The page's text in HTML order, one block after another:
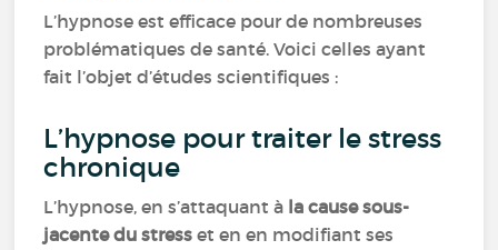
L’hypnose est efficace pour de nombreuses
problématiques de santé. Voici celles ayant
fait l’objet d’études scientifiques :
L’hypnose pour traiter le stress
chronique
L’hypnose, en s’attaquant à la cause sous-
jacente du stress et en en modifiant ses